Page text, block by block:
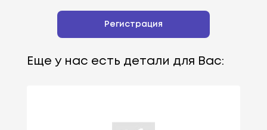
Регистрация
Еще у нас есть детали для Вас: